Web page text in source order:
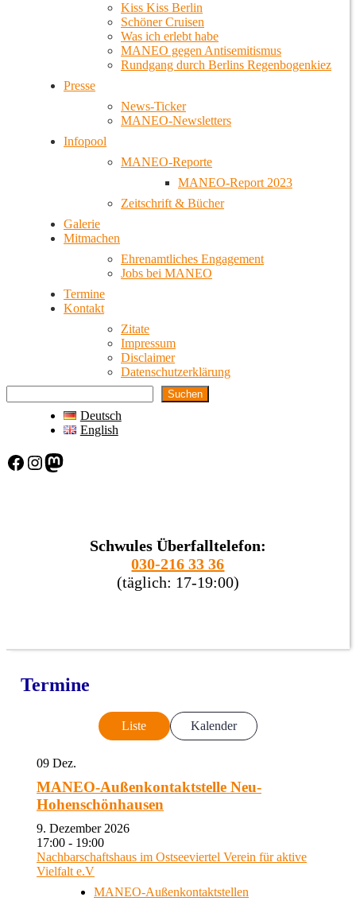
Kiss Kiss Berlin
Schöner Cruisen
Was ich erlebt habe
MANEO gegen Antisemitismus
Rundgang durch Berlins Regenbogenkiez
Presse
News-Ticker
MANEO-Newsletters
Infopool
MANEO-Reporte
MANEO-Report 2023
Zeitschrift & Bücher
Galerie
Mitmachen
Ehrenamtliches Engagement
Jobs bei MANEO
Termine
Kontakt
Zitate
Impressum
Disclaimer
Datenschutzerklärung
Suchen
Deutsch
English
Facebook Instagram Mastodon
Schwules Überfalltelefon:
030-216 33 36
(täglich: 17-19:00)
Termine
Liste Kalender
09 Dez.
MANEO-Außenkontaktstelle Neu-
Hohenschönhausen
9. Dezember 2026
17:00 - 19:00
Nachbarschaftshaus im Ostseeviertel Verein für aktive
Vielfalt e.V
MANEO-Außenkontaktstellen